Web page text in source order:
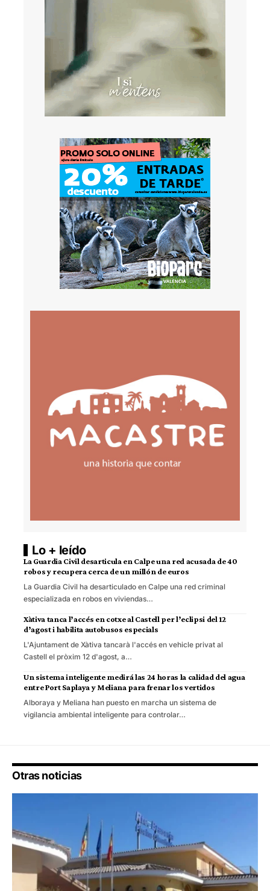
Lo + leído
La Guardia Civil desarticula en Calpe una red acusada de 40
robos y recupera cerca de un millón de euros
La Guardia Civil ha desarticulado en Calpe una red criminal
especializada en robos en viviendas…
Xàtiva tanca l’accés en cotxe al Castell per l’eclipsi del 12
d’agost i habilita autobusos especials
L'Ajuntament de Xàtiva tancarà l'accés en vehicle privat al
Castell el pròxim 12 d'agost, a…
Un sistema inteligente medirá las 24 horas la calidad del agua
entre Port Saplaya y Meliana para frenar los vertidos
Alboraya y Meliana han puesto en marcha un sistema de
vigilancia ambiental inteligente para controlar…
Otras noticias